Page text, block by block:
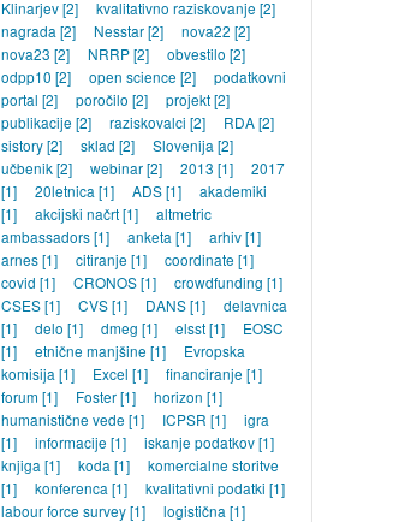
Klinarjev[2] kvalitativno raziskovanje [2]
nagrada [2] Nesstar[2] nova22 [2]
nova23 [2] NRRP[2] obvestilo [2]
odpp10 [2] open science [2]
podatkovni
portal [2] poročilo [2] projekt[2]
publikacije [2] raziskovalci [2] RDA[2]
sistory[2] sklad [2] Slovenija [2]
učbenik[2] webinar[2] 2013 [1]
2017
[1]
20letnica [1] ADS[1]
akademiki
[1]
akcijski načrt[1]
altmetric
ambassadors[1] anketa [1] arhiv[1]
arnes[1] citiranje [1] coordinate [1]
covid [1] CRONOS[1] crowdfunding [1]
CSES[1] CVS[1] DANS[1]
delavnica
[1]
delo [1] dmeg [1] elsst[1]
EOSC
[1]
etnične manjšine [1]
Evropska
komisija [1] Excel [1] financiranje [1]
forum [1] Foster[1] horizon [1]
humanistične vede [1] ICPSR [1]
igra
[1]
informacije [1] iskanje podatkov[1]
knjiga [1] koda [1]
komercialne storitve
[1]
konferenca [1] kvalitativni podatki [1]
labour force survey[1] logistična [1]